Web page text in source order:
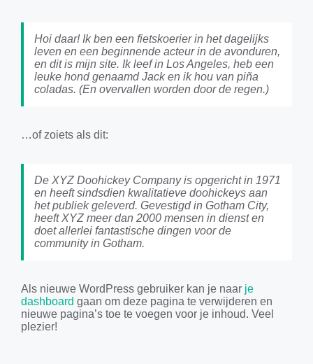
Hoi daar! Ik ben een fietskoerier in het dagelijks
leven en een beginnende acteur in de avonduren,
en dit is mijn site. Ik leef in Los Angeles, heb een
leuke hond genaamd Jack en ik hou van piña
coladas. (En overvallen worden door de regen.)
…of zoiets als dit:
De XYZ Doohickey Company is opgericht in 1971
en heeft sindsdien kwalitatieve doohickeys aan
het publiek geleverd. Gevestigd in Gotham City,
heeft XYZ meer dan 2000 mensen in dienst en
doet allerlei fantastische dingen voor de
community in Gotham.
Als nieuwe WordPress gebruiker kan je naar je
dashboard gaan om deze pagina te verwijderen en
nieuwe pagina’s toe te voegen voor je inhoud. Veel
plezier!